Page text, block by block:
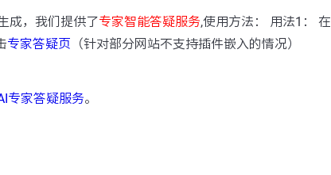
成，我们提供了专家智能答疑服务,使用方法： 用法1： 在
专家答疑页 （针对部分网站不支持插件嵌入的情况）
专家答疑服务。